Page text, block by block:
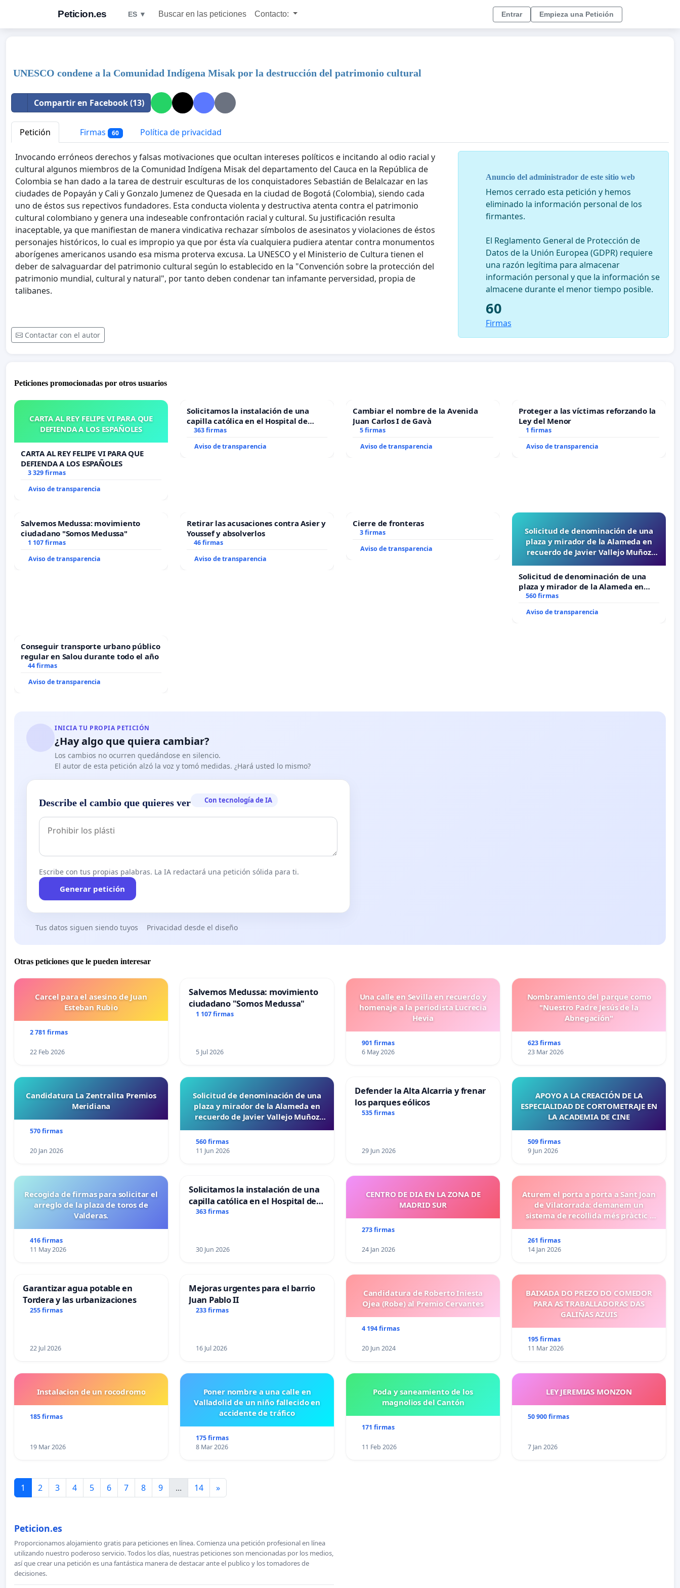
Peticion.es ES ▼ Buscar en las peticiones Contacto: Entrar Empieza una Petición
UNESCO condene a la Comunidad Indígena Misak por la destrucción del patrimonio cultural
Compartir en Facebook (13)
Petición Firmas 60 Política de privacidad
Invocando erróneos derechos y falsas motivaciones que ocultan intereses políticos e incitando al odio racial y
cultural algunos miembros de la Comunidad Indígena Misak del departamento del Cauca en la República de
Colombia se han dado a la tarea de destruir esculturas de los conquistadores Sebastián de Belalcazar en las
ciudades de Popayán y Cali y Gonzalo Jumenez de Quesada en la ciudad de Bogotá (Colombia), siendo cada
uno de éstos sus repectivos fundadores. Esta conducta violenta y destructiva atenta contra el patrimonio
cultural colombiano y genera una indeseable confrontación racial y cultural. Su justificación resulta
inaceptable, ya que manifiestan de manera vindicativa rechazar símbolos de asesinatos y violaciones de éstos
personajes históricos, lo cual es impropio ya que por ésta vía cualquiera pudiera atentar contra monumentos
aborígenes americanos usando esa misma proterva excusa. La UNESCO y el Ministerio de Cultura tienen el
deber de salvaguardar del patrimonio cultural según lo establecido en la "Convención sobre la protección del
patrimonio mundial, cultural y natural", por tanto deben condenar tan infamante perversidad, propia de
talibanes.
Contactar con el autor
Anuncio del administrador de este sitio web
Hemos cerrado esta petición y hemos
eliminado la información personal de los
firmantes.
El Reglamento General de Protección de
Datos de la Unión Europea (GDPR) requiere
una razón legítima para almacenar
información personal y que la información se
almacene durante el menor tiempo posible.
60
Firmas
Peticiones promocionadas por otros usuarios
CARTA AL REY FELIPE VI PARA QUE
DEFIENDA A LOS ESPAÑOLES
CARTA AL REY FELIPE VI PARA QUE
DEFIENDA A LOS ESPAÑOLES
3 329 firmas
Aviso de transparencia
Solicitamos la instalación de una
capilla católica en el Hospital de
Alcañiz
363 firmas
Aviso de transparencia
Cambiar el nombre de la Avenida
Juan Carlos I de Gavà
5 firmas
Aviso de transparencia
Proteger a las víctimas reforzando la
Ley del Menor
1 firmas
Aviso de transparencia
Salvemos Medussa: movimiento
ciudadano "Somos Medussa"
1 107 firmas
Aviso de transparencia
Retirar las acusaciones contra Asier y
Youssef y absolverlos
46 firmas
Aviso de transparencia
Cierre de fronteras
3 firmas
Aviso de transparencia
Solicitud de denominación de una
plaza y mirador de la Alameda en
recuerdo de Javier Vallejo Muñoz
Solicitud de denominación de una
plaza y mirador de la Alameda en
recuerdo de Javier Vallejo Muñoz
560 firmas
Aviso de transparencia
Conseguir transporte urbano público
regular en Salou durante todo el año
44 firmas
Aviso de transparencia
INICIA TU PROPIA PETICIÓN
¿Hay algo que quiera cambiar?
Los cambios no ocurren quedándose en silencio.
El autor de esta petición alzó la voz y tomó medidas. ¿Hará usted lo mismo?
Describe el cambio que quieres ver Con tecnología de IA
Escribe con tus propias palabras. La IA redactará una petición sólida para ti.
Generar petición
Tus datos siguen siendo tuyos Privacidad desde el diseño
Otras peticiones que le pueden interesar
Carcel para el asesino de Juan
Esteban Rubio
2 781 firmas
22 Feb 2026
Salvemos Medussa: movimiento
ciudadano "Somos Medussa"
1 107 firmas
5 Jul 2026
Una calle en Sevilla en recuerdo y
homenaje a la periodista Lucrecia
Hevia
901 firmas
6 May 2026
Nombramiento del parque como
"Nuestro Padre Jesús de la
Abnegación"
623 firmas
23 Mar 2026
Candidatura La Zentralita Premios
Meridiana
570 firmas
20 Jan 2026
Solicitud de denominación de una
plaza y mirador de la Alameda en
recuerdo de Javier Vallejo Muñoz
560 firmas
11 Jun 2026
Defender la Alta Alcarria y frenar
los parques eólicos
535 firmas
29 Jun 2026
APOYO A LA CREACIÓN DE LA
ESPECIALIDAD DE CORTOMETRAJE EN
LA ACADEMIA DE CINE
509 firmas
9 Jun 2026
Recogida de firmas para solicitar el
arreglo de la plaza de toros de
Valderas.
416 firmas
11 May 2026
Solicitamos la instalación de una
capilla católica en el Hospital de
Alcañiz
363 firmas
30 Jun 2026
CENTRO DE DIA EN LA ZONA DE
MADRID SUR
273 firmas
24 Jan 2026
Aturem el porta a porta a Sant Joan
de Vilatorrada: demanem un
sistema de recollida més pràctic i
261 firmas
14 Jan 2026
Garantizar agua potable en
Tordera y las urbanizaciones
255 firmas
22 Jul 2026
Mejoras urgentes para el barrio
Juan Pablo II
233 firmas
16 Jul 2026
Candidatura de Roberto Iniesta
Ojea (Robe) al Premio Cervantes
4 194 firmas
20 Jun 2024
BAIXADA DO PREZO DO COMEDOR
PARA AS TRABALLADORAS DAS
GALIÑAS AZUIS
195 firmas
11 Mar 2026
Instalacion de un rocodromo
185 firmas
19 Mar 2026
Poner nombre a una calle en
Valladolid de un niño fallecido en
accidente de tráfico
175 firmas
8 Mar 2026
Poda y saneamiento de los
magnolios del Cantón
171 firmas
11 Feb 2026
LEY JEREMIAS MONZON
50 900 firmas
7 Jan 2026
1 2 3 4 5 6 7 8 9 ... 14 »
Peticion.es
Proporcionamos alojamiento gratis para peticiones en línea. Comienza una petición profesional en línea
utilizando nuestro poderoso servicio. Todos los días, nuestras peticiones son mencionadas por los medios,
así que crear una petición es una fantástica manera de destacar ante el publico y los tomadores de
decisiones.